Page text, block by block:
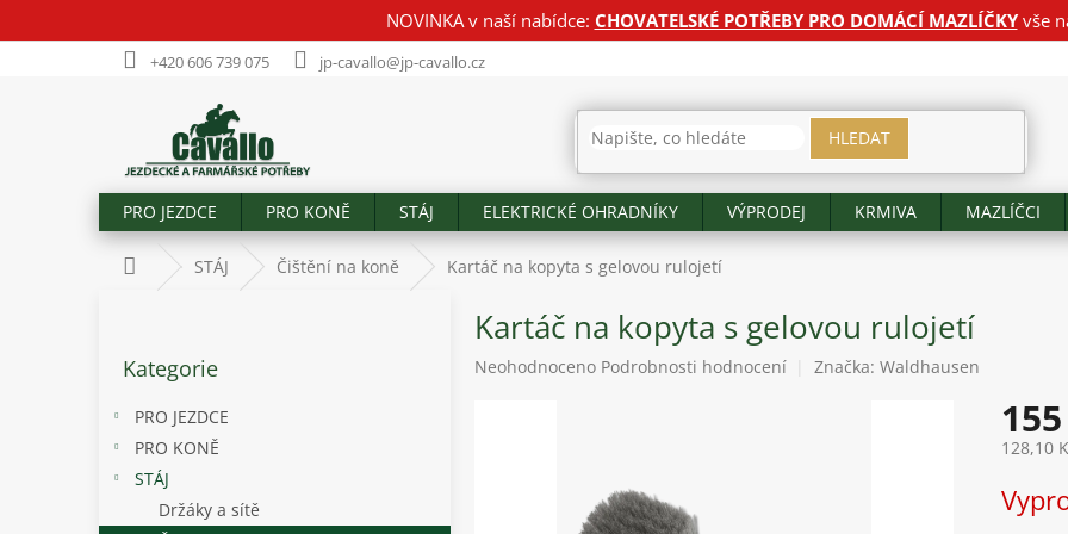
NOVINKA v naší nabídce: CHOVATELSKÉ POTŘEBY PRO DOMÁCÍ MAZLÍČKYvše
+420 606 739 075 jp-cavallo@jp-cavallo.cz
HLEDAT
PRO JEZDCE PRO KONĚ STÁJ ELEKTRICKÉ OHRADNÍKY VÝPRODEJ KRMIVA MAZLÍČCI
Domů STÁJ Čištění na koně Kartáč na kopyta s gelovou rulojetí
kategorie
Kategorie
PRO JEZDCE
PRO KONĚ
STÁJ
Držáky a sítě
Kartáč na kopyta s gelovou rulojetí
Průměrné
Neohodnoceno Podrobnosti hodnocení Značka: Waldhausen
128,10
cena: